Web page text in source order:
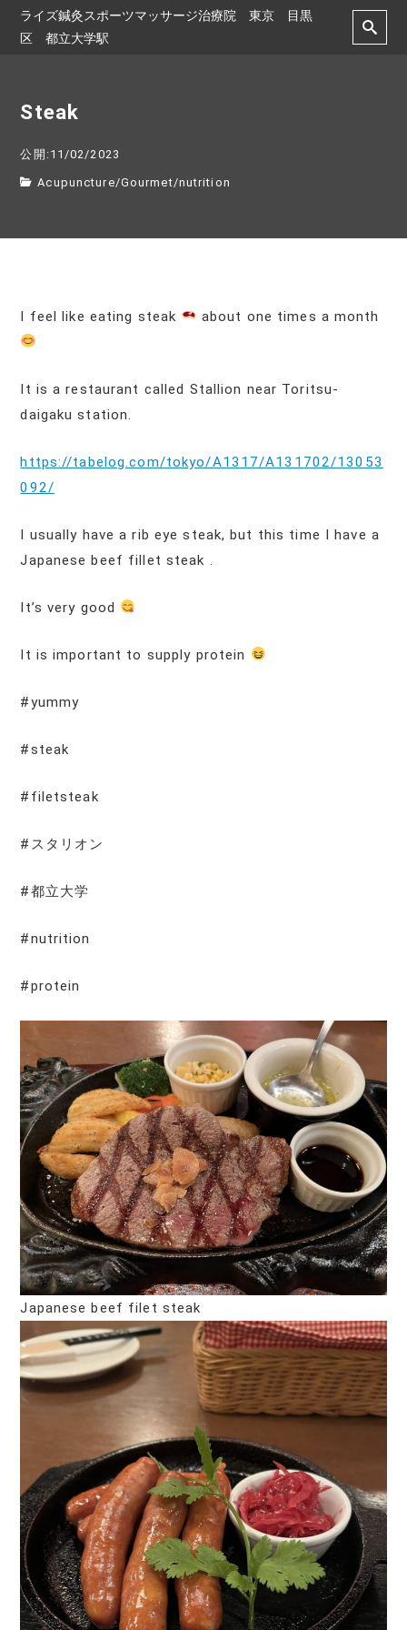
ライズ鍼灸スポーツマッサージ治療院 東京 目黒
区 都立大学駅
Steak
公開:11/02/2023
Acupuncture/Gourmet/nutrition
I feel like eating steak about one times a month
It is a restaurant called Stallion near Toritsu-
daigaku station.
https://tabelog.com/tokyo/A1317/A131702/13053
092/
I usually have a rib eye steak, but this time I have a
Japanese beef fillet steak .
It’s very good
It is important to supply protein
#yummy
#steak
#filetsteak
#スタリオン
#都立大学
#nutrition
#protein
Japanese beef filet steak